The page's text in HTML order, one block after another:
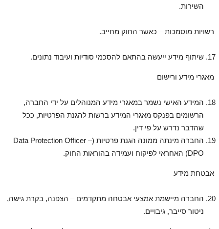
השירות.
רשויות מוסמכות – כאשר החוק מחייב.
שיתוף מידע ייעשה בהתאם להסכמי סודיות ועיבוד נתונים.
מאגרי מידע ורישום
המידע האישי נשמר במאגרי מידע המנוהלים על ידי החברה,
הרשומים בפנקס מאגרי המידע ברשות להגנת הפרטיות, ככל
שהדבר נדרש על פי דין.
החברה מינתה ממונה הגנת פרטיות (Data Protection Officer –
DPO) האחראי לפיקוח ועמידה בהוראות החוק.
אבטחת מידע
החברה מיישמת אמצעי אבטחה מתקדמים – הצפנה, בקרת גישה,
ניטור סייבר, גיבויים.